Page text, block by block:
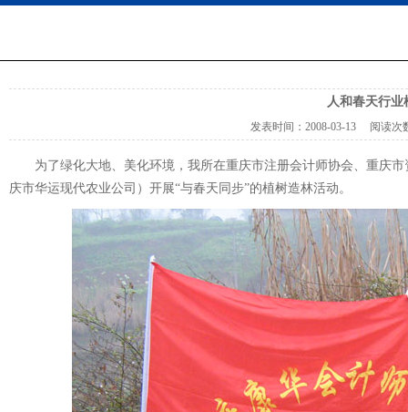
人和春天行业
发表时间： 2008-03-13 阅读次
为了绿化大地、美化环境，我所在重庆市注册会计师协会、重庆
庆市华运现代农业公司）开展“与春天同步”的植树造林活动。